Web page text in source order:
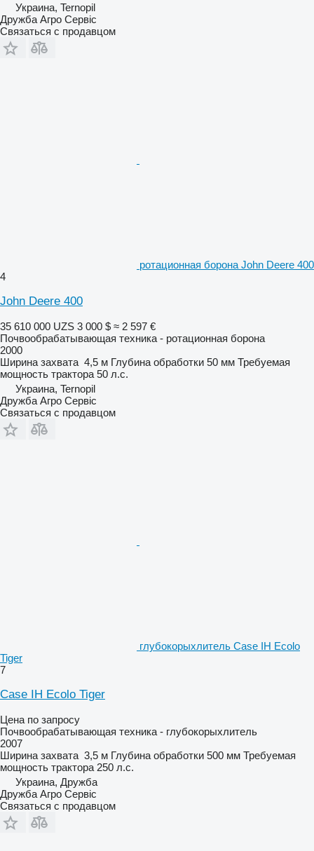
Украина, Ternopil
Дружба Агро Сервіс
Связаться с продавцом
ротационная борона John Deere 400
4
John Deere 400
35 610 000 UZS 3 000 $ ≈ 2 597 €
Почвообрабатывающая техника - ротационная борона
2000
Ширина захвата 4,5 м Глубина обработки 50 мм Требуемая
мощность трактора 50 л.с.
Украина, Ternopil
Дружба Агро Сервіс
Связаться с продавцом
глубокорыхлитель Case IH Ecolo
Tiger
7
Case IH Ecolo Tiger
Цена по запросу
Почвообрабатывающая техника - глубокорыхлитель
2007
Ширина захвата 3,5 м Глубина обработки 500 мм Требуемая
мощность трактора 250 л.с.
Украина, Дружба
Дружба Агро Сервіс
Связаться с продавцом